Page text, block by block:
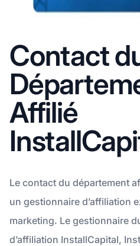
Contact
Affilié
Le contact du département
un gestionnaire d’affiliation
marketing. Le gestionnaire
d’affiliation InstallCapital,